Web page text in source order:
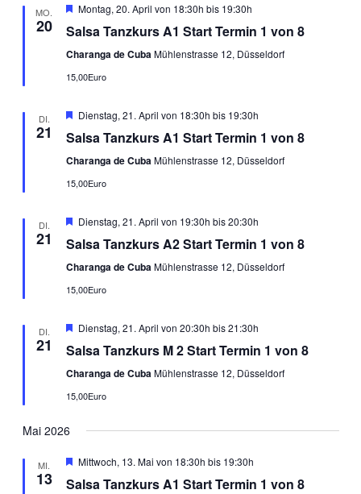
MO.
20
Empfohlen
Montag, 20. April von 18:30h bis 19:30h
Salsa Tanzkurs A1 Start Termin 1 von 8
Charanga de CubaMühlenstrasse 12, Düsseldorf
15,00Euro
DI.
21
Empfohlen
Dienstag, 21. April von 18:30h bis 19:30h
Salsa Tanzkurs A1 Start Termin 1 von 8
Charanga de CubaMühlenstrasse 12, Düsseldorf
15,00Euro
DI.
21
Empfohlen
Dienstag, 21. April von 19:30h bis20:30h
Salsa Tanzkurs A2 Start Termin 1 von 8
Charanga de CubaMühlenstrasse 12, Düsseldorf
15,00Euro
DI.
21
Empfohlen
Dienstag, 21. April von 20:30h bis21:30h
Salsa Tanzkurs M 2 Start Termin 1 von 8
Charanga de CubaMühlenstrasse 12, Düsseldorf
15,00Euro
Mai 2026
MI.
13
Empfohlen
Mittwoch, 13. Mai von 18:30h bis 19:30h
Salsa Tanzkurs A1 Start Termin 1 von 8